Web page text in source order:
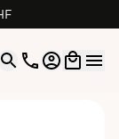
Open